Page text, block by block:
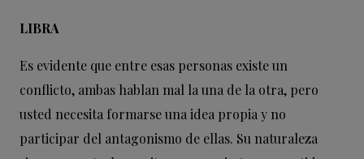
LIBRA
Es evidente que entre esas personas existe un
conflicto, ambas hablan mal la una de la otra, pero
usted necesita formarse una idea propia y no
participar del antagonismo de ellas. Su naturaleza